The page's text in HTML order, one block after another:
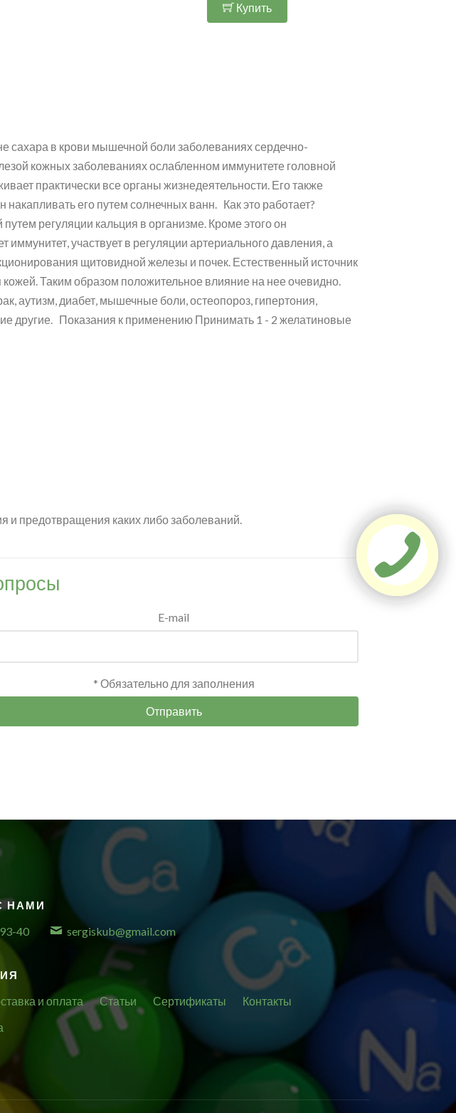
Купить
в крови мышечной боли заболеваниях сердечно-
кожных заболеваниях ослабленном иммунитете головной
практически все органы жизнедеятельности. Его также
его путем солнечных ванн. Как это работает?
регуляции кальция в организме. Кроме этого он
участвует в регуляции артериального давления, а
щитовидной железы и почек. Естественный источник
Таким образом положительное влияние на нее очевидно.
аутизм, диабет, мышечные боли, остеопороз, гипертония,
другие. Показания к применению Принимать 1 - 2 желатиновые
и предотвращения каких либо заболеваний.
E-mail
* Обязательно для заполнения
Отправить
НАМИ
40 sergiskub@gmail.com
и оплата Статьи Сертификаты
Контакты